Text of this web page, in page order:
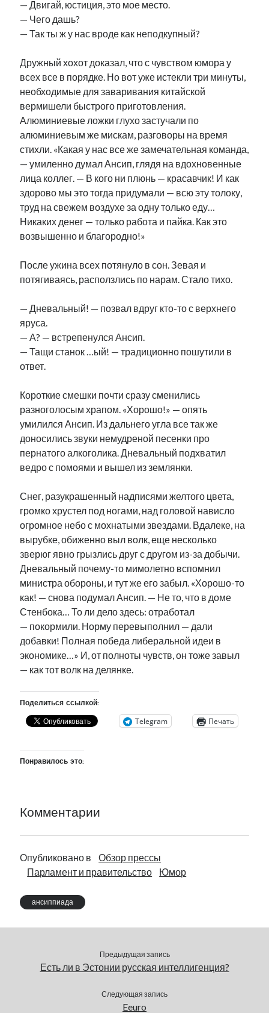
— Двигай, юстиция, это мое место.
— Чего дашь?
— Так ты ж у нас вроде как неподкупный?
Дружный хохот доказал, что с чувством юмора у
всех все в порядке. Но вот уже истекли три минуты,
необходимые для заваривания китайской
вермишели быстрого приготовления.
Алюминиевые ложки глухо застучали по
алюминиевым же мискам, разговоры на время
стихли. «Какая у нас все же замечательная команда,
— умиленно думал Ансип, глядя на вдохновенные
лица коллег. — В кого ни плюнь — красавчик! И как
здорово мы это тогда придумали — всю эту толоку,
труд на свежем воздухе за одну только еду…
Никаких денег — только работа и пайка. Как это
возвышенно и благородно!»
После ужина всех потянуло в сон. Зевая и
потягиваясь, расползлись по нарам. Стало тихо.
— Дневальный! — позвал вдруг кто-то с верхнего
яруса.
— А? — встрепенулся Ансип.
— Тащи станок …ый! — традиционно пошутили в
ответ.
Короткие смешки почти сразу сменились
разноголосым храпом. «Хорошо!» — опять
умилился Ансип. Из дальнего угла все так же
доносились звуки немудреной песенки про
пернатого алкоголика. Дневальный подхватил
ведро с помоями и вышел из землянки.
Снег, разукрашенный надписями желтого цвета,
громко хрустел под ногами, над головой нависло
огромное небо с мохнатыми звездами. Вдалеке, на
вырубке, обиженно выл волк, еще несколько
зверюг явно грызлись друг с другом из-за добычи.
Дневальный почему-то мимолетно вспомнил
министра обороны, и тут же его забыл. «Хорошо-то
как! — снова подумал Ансип. — Не то, что в доме
Стенбока… То ли дело здесь: отработал
— покормили. Норму перевыполнил — дали
добавки! Полная победа либеральной идеи в
экономике…» И, от полноты чувств, он тоже завыл
— как тот волк на делянке.
Поделиться ссылкой:
Telegram Печать
Понравилось это:
Комментарии
Опубликовано в
Обзор прессы
Парламент и правительство
Юмор
ансиппиада
Предыдущая запись
Есть ли в Эстонии русская интеллигенция?
Следующая запись
Eeuro